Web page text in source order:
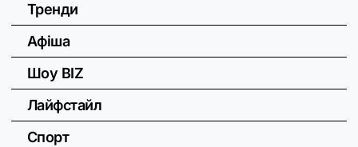
Тренди
Афіша
Шоу BIZ
Лайфстайл
Спорт